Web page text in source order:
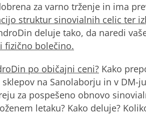
za varno trženje in ima
struktur sinovialnih celic ter
deluje tako, da naredi
fizično bolečino.
po običajni ceni? Kako
na Sanolaborju in v DM-
za pospešeno obnovo
letaku? Kako deluje?